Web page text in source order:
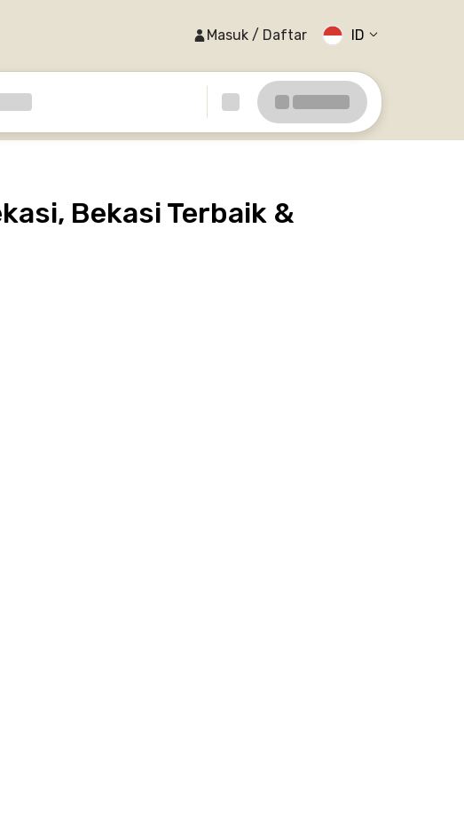
Masuk / Daftar ID
Bekasi Terbaik &